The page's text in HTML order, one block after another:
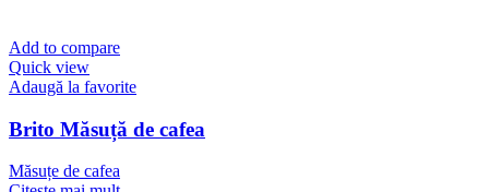
Add to compare
Quick view
Adaugă la favorite
Brito Măsuță de cafea
Măsuțe de cafea